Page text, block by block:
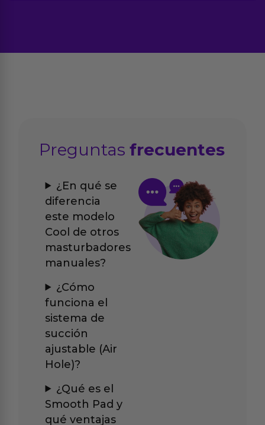
Preguntasfrecuentes
¿En qué se
diferencia
este modelo
Cool de otros
masturbadores
manuales?
¿Cómo
funciona el
sistema de
succión
ajustable (Air
Hole)?
¿Qué es el
Smooth Pad y
qué ventajas